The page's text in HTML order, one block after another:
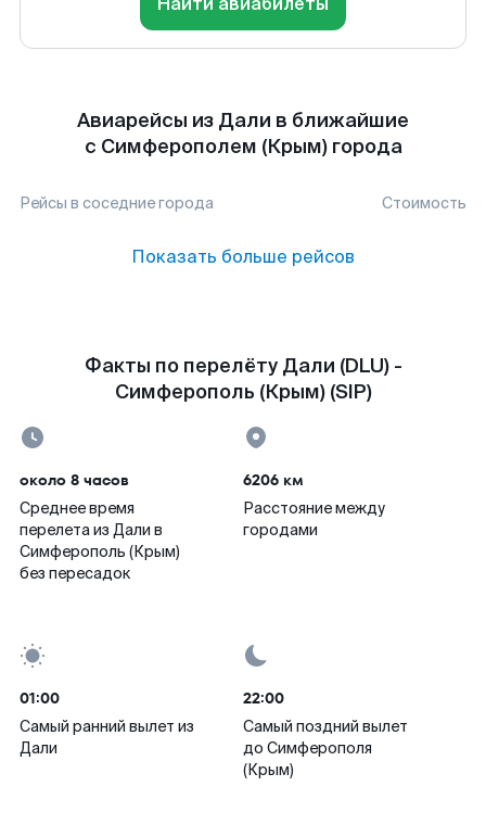
Авиарейсы из Дали в ближайшие
с Симферополем (Крым) города
Рейсы в соседние города Стоимость
Показать больше рейсов
Факты по перелёту Дали (DLU) -
Симферополь (Крым) (SIP)
около 8 часов
Среднее время
перелета из Дали в
Симферополь (Крым)
без пересадок
6206 км
Расстояние между
городами
01:00
Самый ранний вылет из
Дали
22:00
Самый поздний вылет
до Симферополя
(Крым)